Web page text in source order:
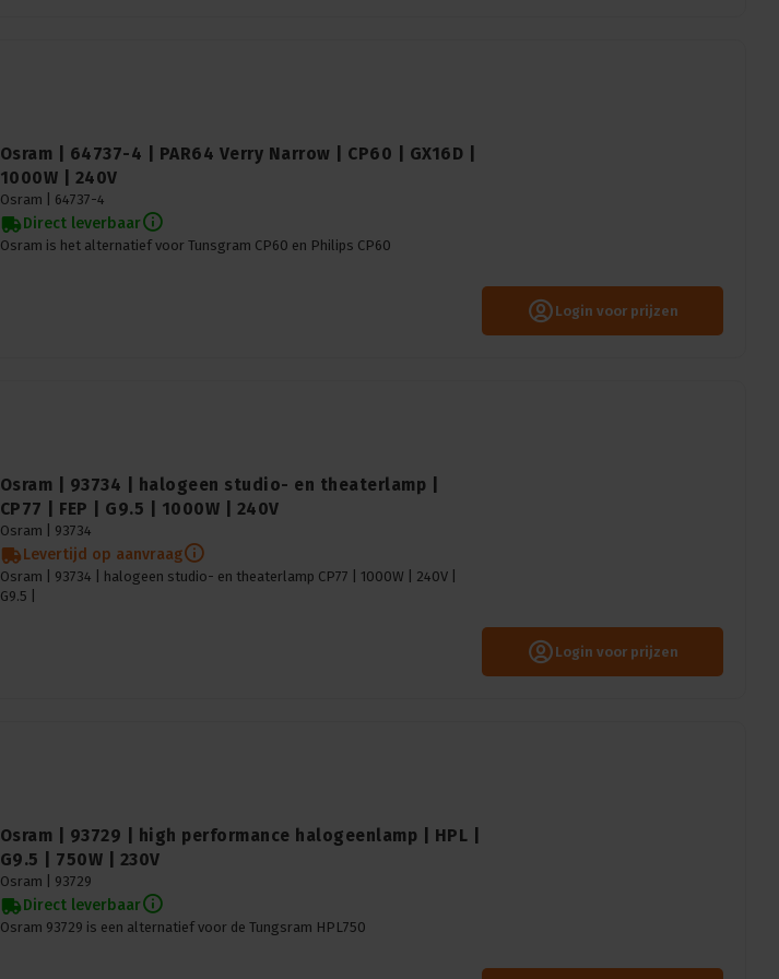
Osram | 64737-4 | PAR64 Verry Narrow | CP60 | GX16D |
1000W | 240V
Osram | 64737-4
Direct leverbaar
Osram is het alternatief voor Tunsgram CP60 en Philips CP60
Login voor prijzen
Osram | 93734 | halogeen studio- en theaterlamp |
CP77 | FEP | G9.5 | 1000W | 240V
Osram | 93734
Levertijd op aanvraag
Osram | 93734 | halogeen studio- en theaterlamp CP77 | 1000W | 240V |
G9.5 |
Login voor prijzen
Osram | 93729 | high performance halogeenlamp | HPL |
G9.5 | 750W | 230V
Osram | 93729
Direct leverbaar
Osram 93729 is een alternatief voor de Tungsram HPL750